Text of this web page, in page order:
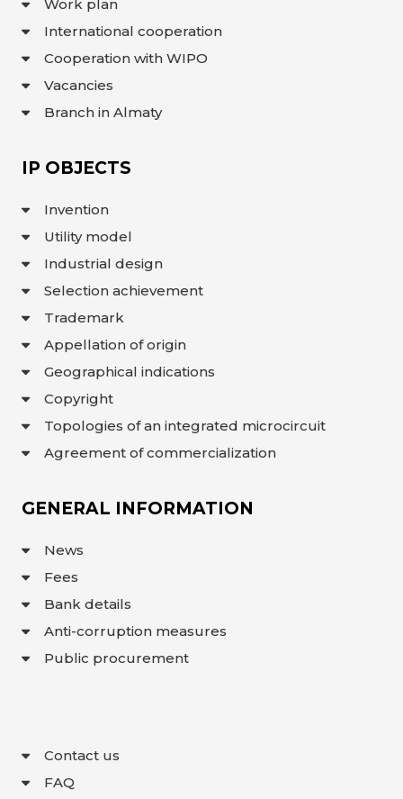
INTERACTIVE
MAP
INTERACTIVE
MAP OF
INDICATIONS
APPELLATIONS
OF ORIGIN
POTENTIAL
GI AND AO
FAQ/
ЖАУАП
ПОИСК
Work plan
International cooperation
Cooperation with WIPO
Vacancies
Branch in Almaty
IP OBJECTS
Invention
Utility model
Industrial design
Selection achievement
Trademark
Appellation of origin
Geographical indications
Copyright
Topologies of an integrated microcircuit
Agreement of commercialization
GENERAL INFORMATION
News
Fees
Bank details
Anti-corruption measures
Public procurement
Contact us
FAQ